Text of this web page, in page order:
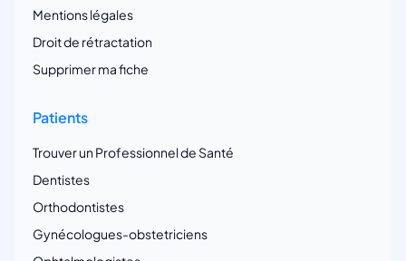
Mentions légales
Droit de rétractation
Supprimer ma fiche
Patients
Trouver un Professionnel de Santé
Dentistes
Orthodontistes
Gynécologues-obstetriciens